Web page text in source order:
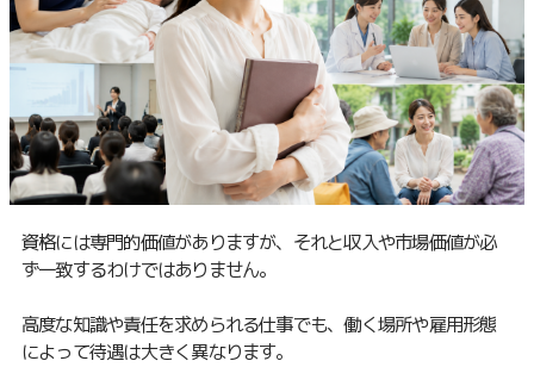
資格には専門的価値がありますが、それと収入や市場価値が必
ず一致するわけではありません。
高度な知識や責任を求められる仕事でも、働く場所や雇用形態
によって待遇は大きく異なります。